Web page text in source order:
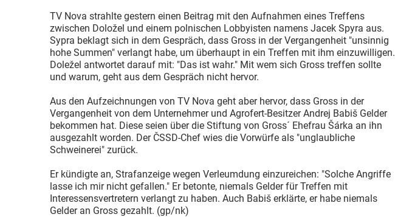
TV Nova strahlte gestern einen Beitrag mit den Aufnahmen eines Treffens
zwischen Doložel und einem polnischen Lobbyisten namens Jacek Spyra aus.
Sypra beklagt sich in dem Gespräch, dass Gross in der Vergangenheit "unsinnig
hohe Summen" verlangt habe, um überhaupt in ein Treffen mit ihm einzuwilligen.
Doležel antwortet darauf mit: "Das ist wahr." Mit wem sich Gross treffen sollte
und warum, geht aus dem Gespräch nicht hervor.
Aus den Aufzeichnungen von TV Nova geht aber hervor, dass Gross in der
Vergangenheit von dem Unternehmer und Agrofert-Besitzer Andrej Babiš Gelder
bekommen hat. Diese seien über die Stiftung von Gross´ Ehefrau Šárka an ihn
ausgezahlt worden. Der ČSSD-Chef wies die Vorwürfe als "unglaubliche
Schweinerei" zurück.
Er kündigte an, Strafanzeige wegen Verleumdung einzureichen: "Solche Angriffe
lasse ich mir nicht gefallen." Er betonte, niemals Gelder für Treffen mit
Interessensvertretern verlangt zu haben. Auch Babiš erklärte, er habe niemals
Gelder an Gross gezahlt. (gp/nk)